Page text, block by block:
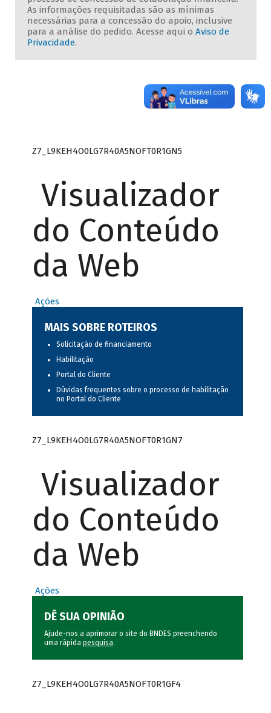
As informações requisitadas são as mínimas
necessárias para a concessão do apoio, inclusive
para a análise do pedido. Acesse aqui o Aviso de
Privacidade.
Z7_L9KEH4O0LG7R40A5NOFT0R1GN5
Visualizador
do Conteúdo
da Web
Ações
MAIS SOBRE ROTEIROS
Solicitação de financiamento
Habilitação
Portal do Cliente
Dúvidas frequentes sobre o processo de habilitação
no Portal do Cliente
Z7_L9KEH4O0LG7R40A5NOFT0R1GN7
Visualizador
do Conteúdo
da Web
Ações
DÊ SUA OPINIÃO
Ajude-nos a aprimorar o site do BNDES preenchendo
uma rápida pesquisa.
Z7_L9KEH4O0LG7R40A5NOFT0R1GF4